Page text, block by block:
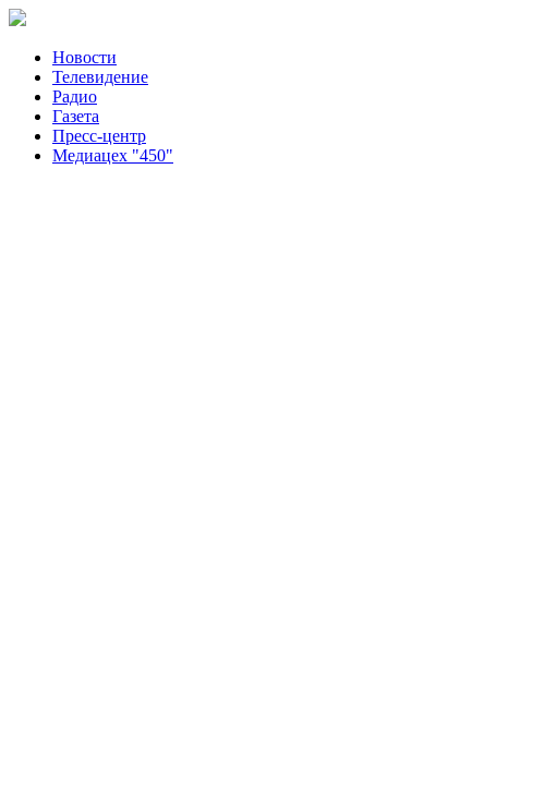
Новости
Телевидение
Радио
Газета
Пресс-центр
Медиацех "450"